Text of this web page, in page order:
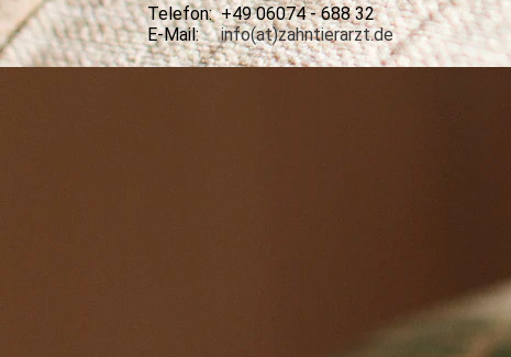
Telefon: +49 06074 - 688 32
E-Mail:info(at)zahntierarzt.de